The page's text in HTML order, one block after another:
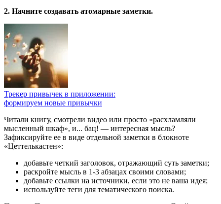
2. Начните создавать атомарные заметки.
Трекер привычек в приложении:
формируем новые привычки
Читали книгу, смотрели видео или просто «расхламляли
мысленный шкаф», и... бац! — интересная мысль?
Зафиксируйте ее в виде отдельной заметки в блокноте
«Цеттелькастен»:
добавьте четкий заголовок, отражающий суть заметки;
раскройте мысль в 1-3 абзацах своими словами;
добавьте ссылки на источники, если это не ваша идея;
используйте теги для тематического поиска.